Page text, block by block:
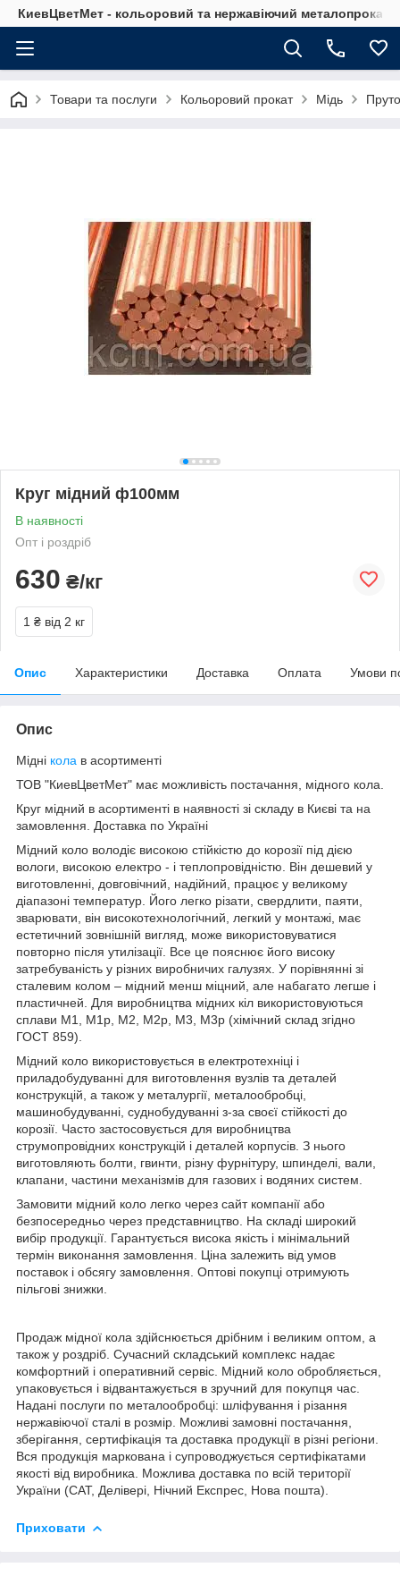
КиевЦветМет - кольоровий та нержавіючий металопрокат.
Товари та послуги Кольоровий прокат Мідь
Круг мідний ф100мм
В наявності
Опт і роздріб
630 ₴/кг
1 ₴ від 2 кг
Опис Характеристики Доставка Оплата Умови
Опис
Мідні кола в асортименті
ТОВ "КиевЦветМет" має можливість постачання, мідного кола.
Круг мідний в асортименті в наявності зі складу в Києві та на
замовлення. Доставка по Україні
Мідний коло володіє високою стійкістю до корозії під дією
вологи, високою електро - і теплопровідністю. Він дешевий у
виготовленні, довговічний, надійний, працює у великому
діапазоні температур. Його легко різати, свердлити, паяти,
зварювати, він високотехнологічний, легкий у монтажі, має
естетичний зовнішній вигляд, може використовуватися
повторно після утилізації. Все це пояснює його високу
затребуваність у різних виробничих галузях. У порівнянні зі
сталевим колом – мідний менш міцний, але набагато легше і
пластичней. Для виробництва мідних кіл використовуються
сплави М1, М1р, М2, М2р, М3, М3р (хімічний склад згідно
ГОСТ 859).
Мідний коло використовується в електротехніці і
приладобудуванні для виготовлення вузлів та деталей
конструкцій, а також у металургії, металообробці,
машинобудуванні, суднобудуванні з-за своєї стійкості до
корозії. Часто застосовується для виробництва
струмопровідних конструкцій і деталей корпусів. З нього
виготовляють болти, гвинти, різну фурнітуру, шпинделі, вали,
клапани, частини механізмів для газових і водяних систем.
Замовити мідний коло легко через сайт компанії або
безпосередньо через представництво. На складі широкий
вибір продукції. Гарантується висока якість і мінімальний
термін виконання замовлення. Ціна залежить від умов
поставок і обсягу замовлення. Оптові покупці отримують
пільгові знижки.
Продаж мідної кола здійснюється дрібним і великим оптом, а
також у роздріб. Сучасний складський комплекс надає
комфортний і оперативний сервіс. Мідний коло обробляється,
упаковується і відвантажується в зручний для покупця час.
Надані послуги по металообробці: шліфування і різання
нержавіючої сталі в розмір. Можливі замовні постачання,
зберігання, сертифікація та доставка продукції в різні регіони.
Вся продукція маркована і супроводжується сертифікатами
якості від виробника. Можлива доставка по всій території
України (САТ, Делівері, Нічний Експрес, Нова пошта).
Приховати